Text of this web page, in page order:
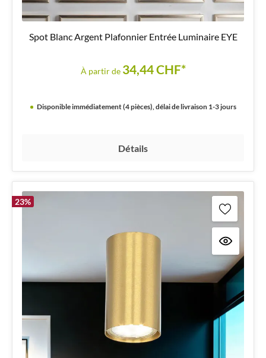
Spot Blanc Argent Plafonnier Entrée Luminaire EYE
À partir de 34,44 CHF*
Disponible immédiatement (4 pièces), délai de livraison 1-3 jours
Détails
23%